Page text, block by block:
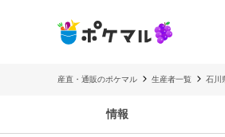
産直・通販のポケマル 生産者一覧 石川
情報